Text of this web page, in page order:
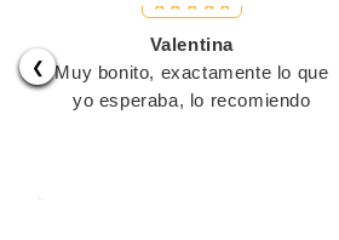
❮
Valentina
Muy bonito, exactamente lo que
yo esperaba, lo recomiendo